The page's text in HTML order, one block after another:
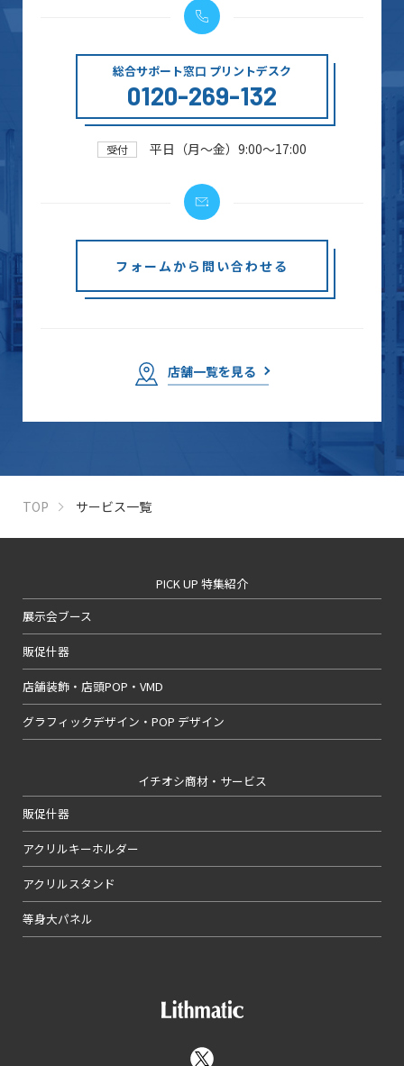
総合サポート窓口 プリントデスク
0120-269-132
受付 平日（月～金）9:00～17:00
フォームから問い合わせる
店舗一覧を見る
TOP サービス一覧
PICK UP 特集紹介
展示会ブース
販促什器
店舗装飾・店頭POP・VMD
グラフィックデザイン・POP デザイン
イチオシ商材・サービス
販促什器
アクリルキーホルダー
アクリルスタンド
等身大パネル